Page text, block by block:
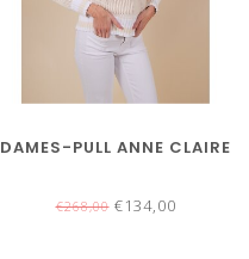
DAMES-PULL ANNE CLAIRE
€268,00€134,00